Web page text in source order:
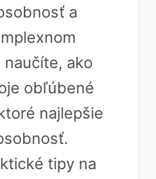
a
ako
obľúbené
najlepšie
tipy na